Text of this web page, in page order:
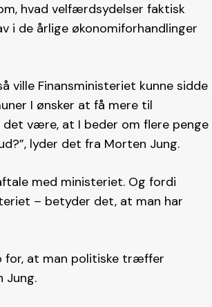
hvad velfærdsydelser faktisk
i de årlige økonomiforhandlinger
ville Finansministeriet kunne sidde
I ønsker at få mere til
være, at I beder om flere penge
lyder det fra Morten Jung.
med ministeriet. Og fordi
– betyder det, at man har
for, at man politiske træffer
Jung.